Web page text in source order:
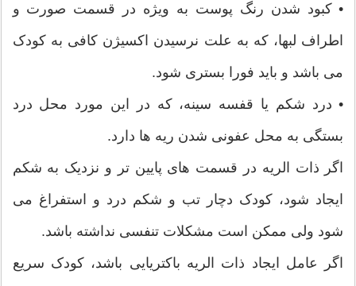
• کبود شدن رنگ پوست به ویژه در قسمت صورت و
اطراف لبها، که به علت نرسیدن اکسیژن کافی به کودک
می باشد و باید فورا بستری شود.
• درد شکم یا قفسه سینه، که در این مورد محل درد
بستگی به محل عفونی شدن ریه ها دارد.
اگر ذات الریه در قسمت های پایین تر و نزدیک به شکم
ایجاد شود، کودک دچار تب و شکم درد و استفراغ می
شود ولی ممکن است مشکلات تنفسی نداشته باشد.
اگر عامل ایجاد ذات الریه باکتریایی باشد، کودک سریع